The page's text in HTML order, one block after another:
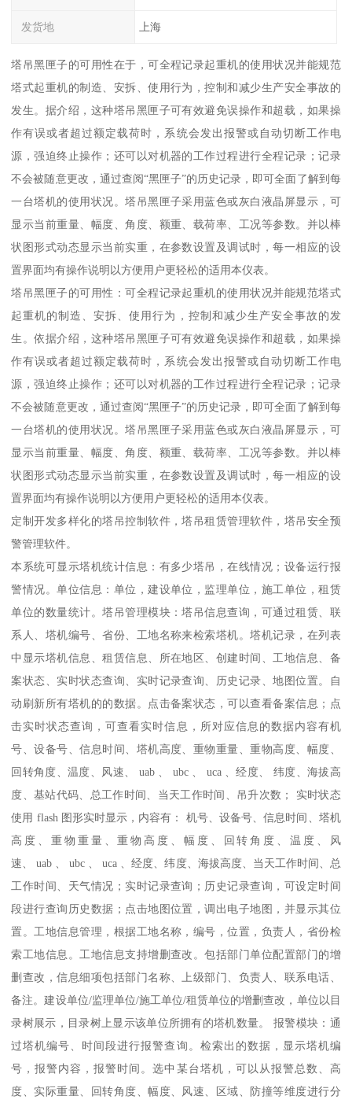
发货地 上海
塔吊黑匣子的可用性在于，可全程记录起重机的使用状况并能规范
塔式起重机的制造、安拆、使用行为，控制和减少生产安全事故的
发生。据介绍，这种塔吊黑匣子可有效避免误操作和超载，如果操
作有误或者超过额定载荷时，系统会发出报警或自动切断工作电
源，强迫终止操作；还可以对机器的工作过程进行全程记录；记录
不会被随意更改，通过查阅“黑匣子”的历史记录，即可全面了解到每
一台塔机的使用状况。塔吊黑匣子采用蓝色或灰白液晶屏显示，可
显示当前重量、幅度、角度、额重、载荷率、工况等参数。并以棒
状图形式动态显示当前实重，在参数设置及调试时，每一相应的设
置界面均有操作说明以方便用户更轻松的适用本仪表。
塔吊黑匣子的可用性：可全程记录起重机的使用状况并能规范塔式
起重机的制造、安拆、使用行为，控制和减少生产安全事故的发
生。依据介绍，这种塔吊黑匣子可有效避免误操作和超载，如果操
作有误或者超过额定载荷时，系统会发出报警或自动切断工作电
源，强迫终止操作；还可以对机器的工作过程进行全程记录；记录
不会被随意更改，通过查阅“黑匣子”的历史记录，即可全面了解到每
一台塔机的使用状况。塔吊黑匣子采用蓝色或灰白液晶屏显示，可
显示当前重量、幅度、角度、额重、载荷率、工况等参数。并以棒
状图形式动态显示当前实重，在参数设置及调试时，每一相应的设
置界面均有操作说明以方便用户更轻松的适用本仪表。
定制开发多样化的塔吊控制软件，塔吊租赁管理软件，塔吊安全预
警管理软件。
本系统可显示塔机统计信息：有多少塔吊，在线情况；设备运行报
警情况。单位信息：单位，建设单位，监理单位，施工单位，租赁
单位的数量统计。塔吊管理模块：塔吊信息查询，可通过租赁、联
系人、塔机编号、省份、工地名称来检索塔机。塔机记录，在列表
中显示塔机信息、租赁信息、所在地区、创建时间、工地信息、备
案状态、实时状态查询、实时记录查询、历史记录、地图位置。自
动刷新所有塔机的的数据。点击备案状态，可以查看备案信息；点
击实时状态查询，可查看实时信息，所对应信息的数据内容有机
号、设备号、信息时间、塔机高度、重物重量、重物高度、幅度、
回转角度、温度、风速、 uab 、 ubc 、 uca 、经度、 纬度、海拔高
度、基站代码、总工作时间、当天工作时间、吊升次数； 实时状态
使用 flash 图形实时显示，内容有： 机号、设备号、信息时间、塔机
高度、重物重量、重物高度、幅度、回转角度、温度、风
速、 uab 、 ubc 、 uca 、经度、纬度、海拔高度、当天工作时间、总
工作时间、天气情况；实时记录查询；历史记录查询，可设定时间
段进行查询历史数据；点击地图位置，调出电子地图，并显示其位
置。工地信息管理，根据工地名称，编号，位置，负责人，省份检
索工地信息。工地信息支持增删查改。包括部门单位配置部门的增
删查改，信息细项包括部门名称、上级部门、负责人、联系电话、
备注。建设单位/监理单位/施工单位/租赁单位的增删查改，单位以目
录树展示，目录树上显示该单位所拥有的塔机数量。 报警模块：通
过塔机编号、时间段进行报警查询。检索出的数据，显示塔机编
号，报警内容，报警时间。选中某台塔机，可以从报警总数、高
度、实际重量、回转角度、幅度、风速、区域、防撞等维度进行分